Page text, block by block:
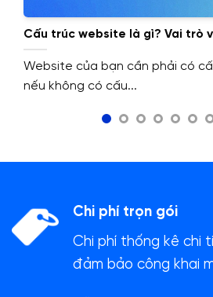
Cấu trúc website là gì? Vai trò
cấu trúc website.
Website của bạn cần phải có
nếu không có cấu...
Chi phí trọn gói
Chi phí thống kê chi
đảm bảo công khai